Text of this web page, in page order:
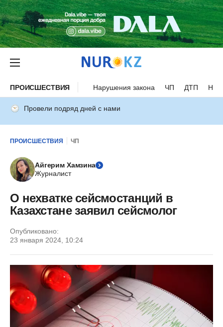
ПРОИСШЕСТВИЯ Нарушения закона ЧП ДТП
Провели подряд дней с нами
ПРОИСШЕСТВИЯ ЧП
Айгерим Хамзина
Журналист
О нехватке сейсмостанций в
Казахстане заявил сейсмолог
Опубликовано:
23 января 2024, 10:24